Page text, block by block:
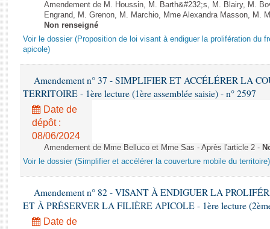
Amendement de M. Houssin, M. Barth&#232;s, M. Blairy, M.
Engrand, M. Grenon, M. Marchio, Mme Alexandra Masson, M.
Non renseigné
Voir le dossier (Proposition de loi visant à endiguer la prolifération du
apicole)
Amendement n° 37 - SIMPLIFIER ET ACCÉLÉRER LA
TERRITOIRE - 1ère lecture (1ère assemblée saisie) - n° 2597
Date de
dépôt :
08/06/2024
Amendement de Mme Belluco et Mme Sas - Après l'article 2 -
Voir le dossier (Simplifier et accélérer la couverture mobile du territoire)
Amendement n° 82 - VISANT À ENDIGUER LA
ET À PRÉSERVER LA FILIÈRE APICOLE - 1ère lecture
Date de